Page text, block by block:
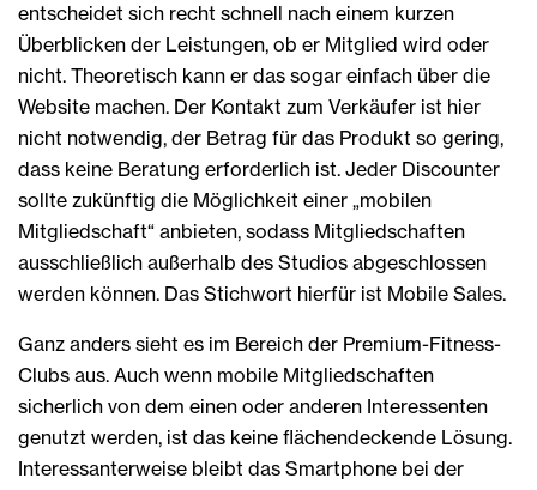
entscheidet sich recht schnell nach einem kurzen
Überblicken der Leistungen, ob er Mitglied wird oder
nicht. Theoretisch kann er das sogar einfach über die
Website machen. Der Kontakt zum Verkäufer ist hier
nicht notwendig, der Betrag für das Produkt so gering,
dass keine Beratung erforderlich ist. Jeder Discounter
sollte zukünftig die Möglichkeit einer „mobilen
Mitgliedschaft“ anbieten, sodass Mitgliedschaften
ausschließlich außerhalb des Studios abgeschlossen
werden können. Das Stichwort hierfür ist Mobile Sales.
Ganz anders sieht es im Bereich der Premium-Fitness-
Clubs aus. Auch wenn mobile Mitgliedschaften
sicherlich von dem einen oder anderen Interessenten
genutzt werden, ist das keine flächendeckende Lösung.
Interessanterweise bleibt das Smartphone bei der